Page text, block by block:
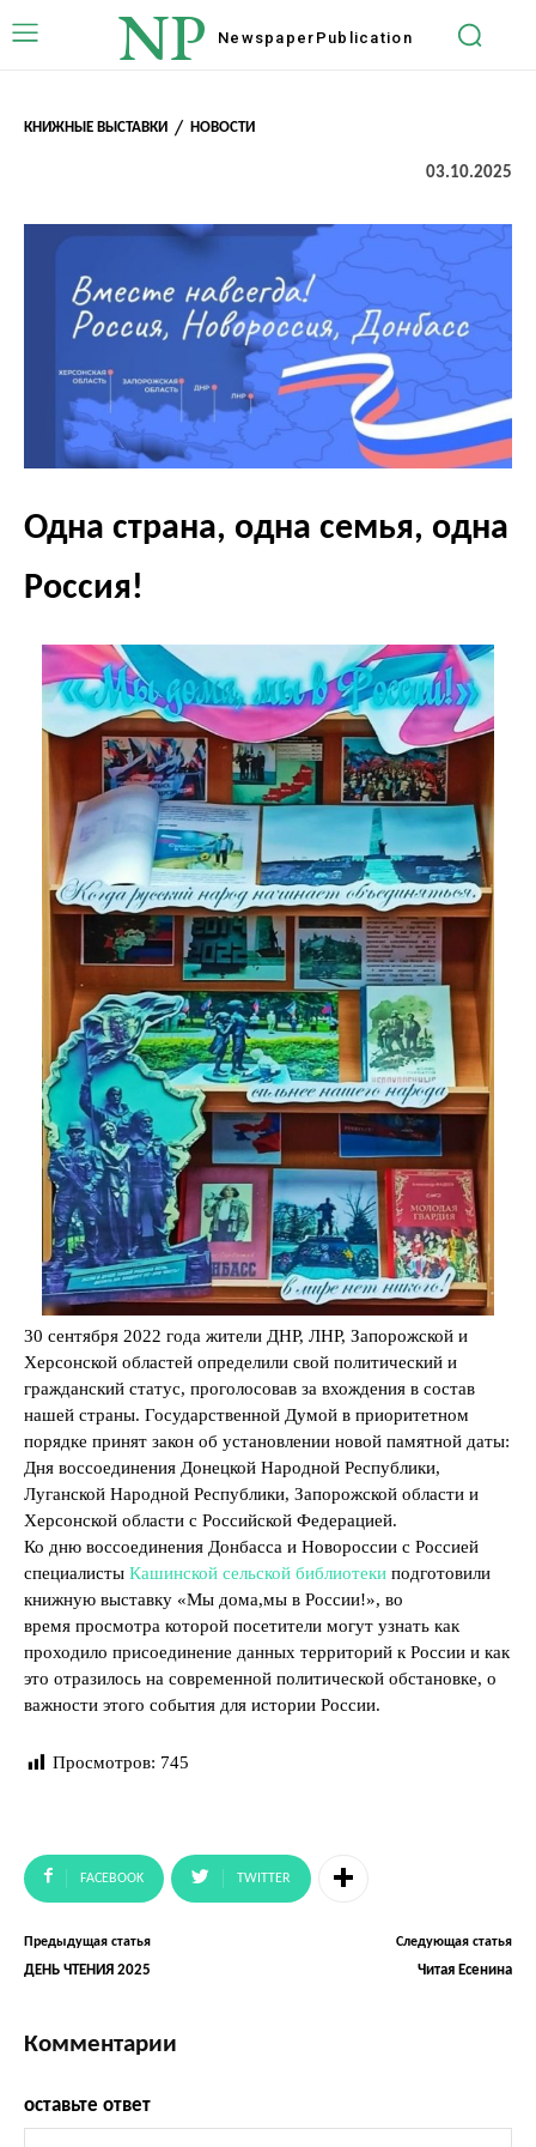
NP Newspaper Publication
КНИЖНЫЕ ВЫСТАВКИ НОВОСТИ
03.10.2025
Одна страна, одна семья, одна
Россия!
30 сентября 2022 года жители ДНР, ЛНР, Запорожской и
Херсонской областей определили свой политический и
гражданский статус, проголосовав за вхождения в состав
нашей страны. Государственной Думой в приоритетном
порядке принят закон об установлении новой памятной даты:
Дня воссоединения Донецкой Народной Республики,
Луганской Народной Республики, Запорожской области и
Херсонской области с Российской Федерацией.
Ко дню воссоединения Донбасса и Новороссии с Россией
специалисты Кашинской сельской библиотеки подготовили
книжную выставку «Мы дома,мы в России!», во
время просмотра которой посетители могут узнать как
проходило присоединение данных территорий к России и как
это отразилось на современной политической обстановке, о
важности этого события для истории России.
Просмотров: 745
FACEBOOK TWITTER
Предыдущая статья
ДЕНЬ ЧТЕНИЯ 2025
Следующая статья
Читая Есенина
Комментарии
оставьте ответ